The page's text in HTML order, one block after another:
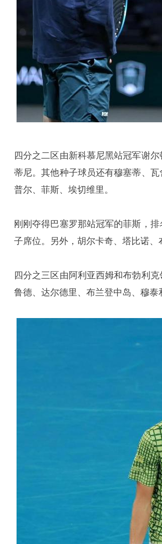
四分之二区由新科慕尼黑站冠军谢
蒂尼。其他种子球员还有穆塞蒂、
普尔、菲斯、埃切维里。
刚刚夺得巴塞罗那站冠军的菲斯，
子席位。另外，胡尔卡奇、塔比诺、
四分之三区由阿利亚西姆和布勃利
鲁德、达尔德里、布兰登中岛、穆泰